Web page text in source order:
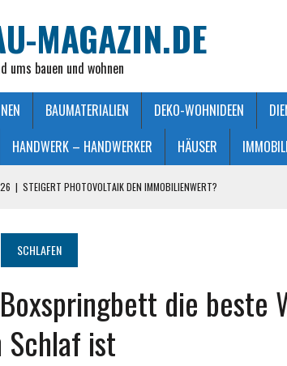
MAGAZIN.DE
bauen und wohnen
BAUMATERIALIEN DEKO-WOHNIDEEN
HANDWERK – HANDWERKER HÄUSER
| STEIGERT PHOTOVOLTAIK DEN IMMOBILIENWERT?
DOPPELBETT: MASSE, VORTEILE UND KAUFBERATUNG
GELINGT – DIE PERFEKTE TERRASSENGESTALTUNG
SCHLAFEN
die beste
Schlaf ist